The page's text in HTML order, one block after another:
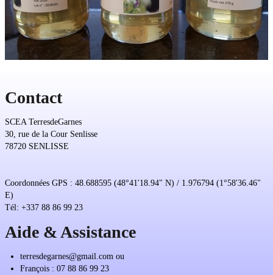
Contact
SCEA TerresdeGarnes
30, rue de la Cour Senlisse
78720 SENLISSE
Coordonnées GPS : 48.688595 (48°41'18.94" N) / 1.976794 (1°58'36.46"
E)
Tél: +337 88 86 99 23
Aide & Assistance
terresdegarnes@gmail.com ou
François : 07 88 86 99 23